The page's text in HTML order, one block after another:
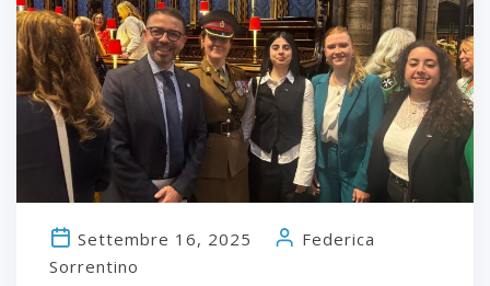
Settembre 16, 2025
Federica
Sorrentino